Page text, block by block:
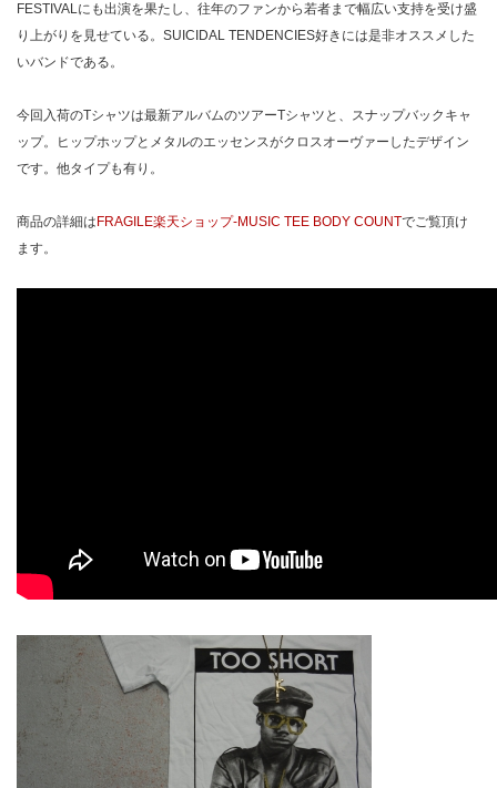
FESTIVALにも出演を果たし、往年のファンから若者まで幅広い支持を受け盛
り上がりを見せている。SUICIDAL TENDENCIES好きには是非オススメした
いバンドである。
今回入荷のTシャツは最新アルバムのツアーTシャツと、スナップバックキャ
ップ。ヒップホップとメタルのエッセンスがクロスオーヴァーしたデザイン
です。他タイプも有り。
商品の詳細は FRAGILE楽天ショップ-MUSIC TEE BODY COUNTでご覧頂け
ます。